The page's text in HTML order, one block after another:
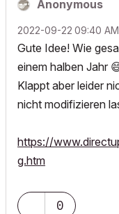
Anonymous
‎2022-09-22 09:40 AM
Gute Idee! Wie
einem halben Jahr
Klappt aber leider
nicht modifizieren
https://
g.htm
0